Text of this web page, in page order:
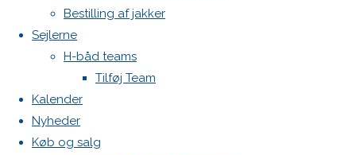
Bestilling af jakker
Sejlerne
H-båd teams
Tilføj Team
Kalender
Nyheder
Køb og salg
publiceret.
Krævede
felter er
markeret
med
Comment